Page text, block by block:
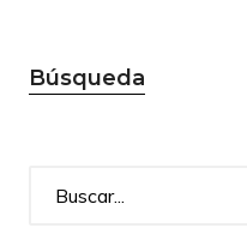
Búsqueda